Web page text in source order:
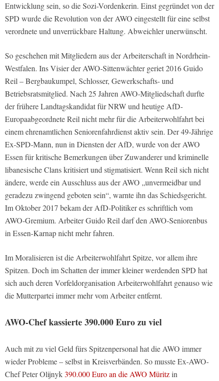
Entwicklung sein, so die Sozi-Vordenkerin. Einst gegründet von der
SPD wurde die Revolution von der AWO eingestellt für eine selbst
verordnete und unverrückbare Haltung. Abweichler unerwünscht.
So geschehen mit Mitgliedern aus der Arbeiterschaft in Nordrhein-
Westfalen. Ins Visier der AWO-Sittenwächter geriet 2016 Guido
Reil – Bergbaukumpel, Schlosser, Gewerkschafts- und
Betriebsratsmitglied. Nach 25 Jahren AWO-Mitgliedschaft durfte
der frühere Landtagskandidat für NRW und heutige AfD-
Europaabgeordnete Reil nicht mehr für die Arbeiterwohlfahrt bei
einem ehrenamtlichen Seniorenfahrdienst aktiv sein. Der 49-Jährige
Ex-SPD-Mann, nun in Diensten der AfD, wurde von der AWO
Essen für kritische Bemerkungen über Zuwanderer und kriminelle
libanesische Clans kritisiert und stigmatisiert. Wenn Reil sich nicht
ändere, werde ein Ausschluss aus der AWO „unvermeidbar und
geradezu zwingend geboten sein“, warnte ihn das Schiedsgericht.
Im Oktober 2017 bekam der AfD-Politiker es schriftlich vom
AWO-Gremium. Arbeiter Guido Reil darf den AWO-Seniorenbus
in Essen-Karnap nicht mehr fahren.
Im Moralisieren ist die Arbeiterwohlfahrt Spitze, vor allem ihre
Spitzen. Doch im Schatten der immer kleiner werdenden SPD hat
sich auch deren Vorfeldorganisation Arbeiterwohlfahrt genauso wie
die Mutterpartei immer mehr vom Arbeiter entfernt.
AWO-Chef kassierte 390.000 Euro zu viel
Auch mit zu viel Geld fürs Spitzenpersonal hat die AWO immer
wieder Probleme – selbst in Kreisverbänden. So musste Ex-AWO-
Chef Peter Olijnyk390.000 Euro an die AWO Müritzin